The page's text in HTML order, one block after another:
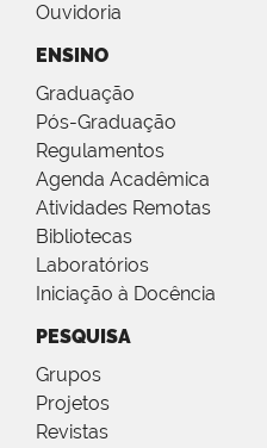
Ouvidoria
ENSINO
Graduação
Pós-Graduação
Regulamentos
Agenda Acadêmica
Atividades Remotas
Bibliotecas
Laboratórios
Iniciação à Docência
PESQUISA
Grupos
Projetos
Revistas